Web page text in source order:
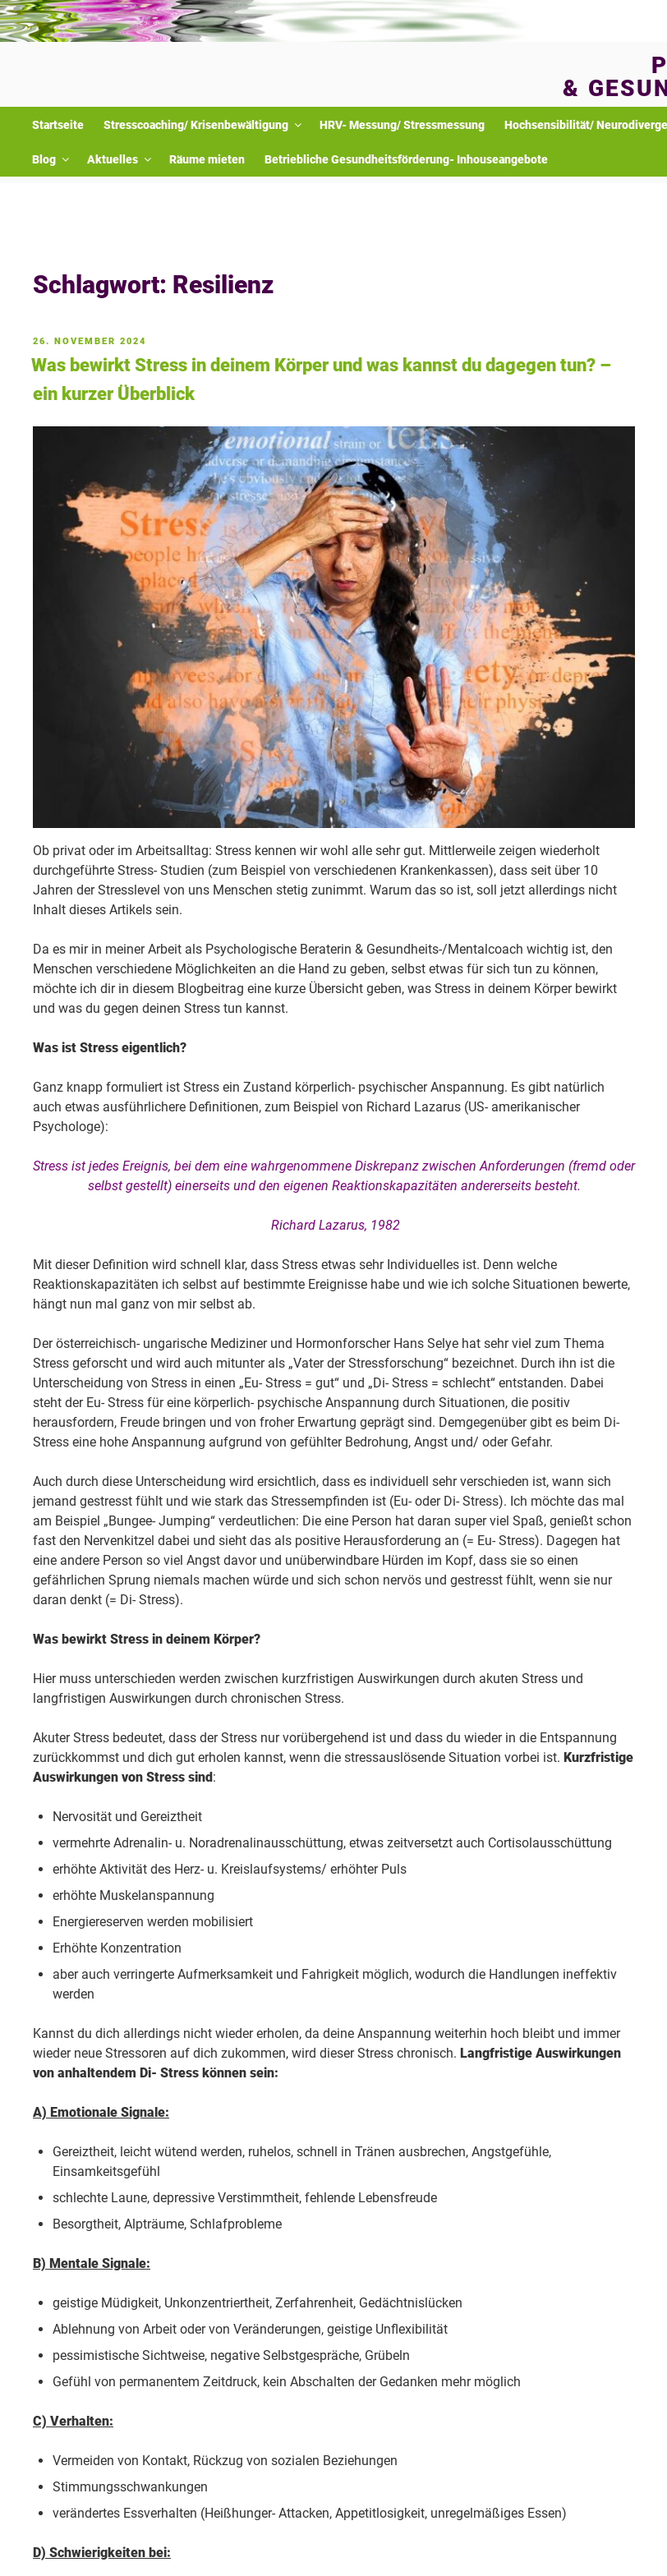
&
Startseite Stresscoaching/ Krisenbewältigung HRV- Messung/ Stressmessung Hochsensibilität/
Blog Aktuelles Räume mieten Betriebliche Gesundheitsförderung- Inhouseangebote
Sie sind hier: » Home » Beiträge mit dem Schlagwort "Resilienz"
Schlagwort: Resilienz
VERÖFFENTLICHT
26. NOVEMBER 2024
Was bewirkt Stress in deinem Körper und was kannst du dagegen tun? –
ein kurzer Überblick
Ob privat oder im Arbeitsalltag: Stress kennen wir wohl alle sehr gut. Mittlerweile zeigen wiederholt
durchgeführte Stress- Studien (zum Beispiel von verschiedenen Krankenkassen), dass seit über 10
Jahren der Stresslevel von uns Menschen stetig zunimmt. Warum das so ist, soll jetzt allerdings nicht
Inhalt dieses Artikels sein.
Da es mir in meiner Arbeit als Psychologische Beraterin & Gesundheits-/Mentalcoach wichtig ist, den
Menschen verschiedene Möglichkeiten an die Hand zu geben, selbst etwas für sich tun zu können,
möchte ich dir in diesem Blogbeitrag eine kurze Übersicht geben, was Stress in deinem Körper bewirkt
und was du gegen deinen Stress tun kannst.
Was ist Stress eigentlich?
Ganz knapp formuliert ist Stress ein Zustand körperlich- psychischer Anspannung. Es gibt natürlich
auch etwas ausführlichere Definitionen, zum Beispiel von Richard Lazarus (US- amerikanischer
Psychologe):
Stress ist jedes Ereignis, bei dem eine wahrgenommene Diskrepanz zwischen Anforderungen (fremd oder
selbst gestellt) einerseits und den eigenen Reaktionskapazitäten andererseits besteht.
Richard Lazarus, 1982
Mit dieser Definition wird schnell klar, dass Stress etwas sehr Individuelles ist. Denn welche
Reaktionskapazitäten ich selbst auf bestimmte Ereignisse habe und wie ich solche Situationen bewerte,
hängt nun mal ganz von mir selbst ab.
Der österreichisch- ungarische Mediziner und Hormonforscher Hans Selye hat sehr viel zum Thema
Stress geforscht und wird auch mitunter als „Vater der Stressforschung“ bezeichnet. Durch ihn ist die
Unterscheidung von Stress in einen „Eu- Stress = gut“ und „Di- Stress = schlecht“ entstanden. Dabei
steht der Eu- Stress für eine körperlich- psychische Anspannung durch Situationen, die positiv
herausfordern, Freude bringen und von froher Erwartung geprägt sind. Demgegenüber gibt es beim Di-
Stress eine hohe Anspannung aufgrund von gefühlter Bedrohung, Angst und/ oder Gefahr.
Auch durch diese Unterscheidung wird ersichtlich, dass es individuell sehr verschieden ist, wann sich
jemand gestresst fühlt und wie stark das Stressempfinden ist (Eu- oder Di- Stress). Ich möchte das mal
am Beispiel „Bungee- Jumping“ verdeutlichen: Die eine Person hat daran super viel Spaß, genießt schon
fast den Nervenkitzel dabei und sieht das als positive Herausforderung an (= Eu- Stress). Dagegen hat
eine andere Person so viel Angst davor und unüberwindbare Hürden im Kopf, dass sie so einen
gefährlichen Sprung niemals machen würde und sich schon nervös und gestresst fühlt, wenn sie nur
daran denkt (= Di- Stress).
Was bewirkt Stress in deinem Körper?
Hier muss unterschieden werden zwischen kurzfristigen Auswirkungen durch akuten Stress und
langfristigen Auswirkungen durch chronischen Stress.
Akuter Stress bedeutet, dass der Stress nur vorübergehend ist und dass du wieder in die Entspannung
zurückkommst und dich gut erholen kannst, wenn die stressauslösende Situation vorbei ist. Kurzfristige
Auswirkungen von Stress sind :
Nervosität und Gereiztheit
vermehrte Adrenalin- u. Noradrenalinausschüttung, etwas zeitversetzt auch Cortisolausschüttung
erhöhte Aktivität des Herz- u. Kreislaufsystems/ erhöhter Puls
erhöhte Muskelanspannung
Energiereserven werden mobilisiert
Erhöhte Konzentration
aber auch verringerte Aufmerksamkeit und Fahrigkeit möglich, wodurch die Handlungen ineffektiv
werden
Kannst du dich allerdings nicht wieder erholen, da deine Anspannung weiterhin hoch bleibt und immer
wieder neue Stressoren auf dich zukommen, wird dieser Stress chronisch. Langfristige Auswirkungen
von anhaltendem Di- Stress können sein:
A) Emotionale Signale:
Gereiztheit, leicht wütend werden, ruhelos, schnell in Tränen ausbrechen, Angstgefühle,
Einsamkeitsgefühl
schlechte Laune, depressive Verstimmtheit, fehlende Lebensfreude
Besorgtheit, Alpträume, Schlafprobleme
B) Mentale Signale:
geistige Müdigkeit, Unkonzentriertheit, Zerfahrenheit, Gedächtnislücken
Ablehnung von Arbeit oder von Veränderungen, geistige Unflexibilität
pessimistische Sichtweise, negative Selbstgespräche, Grübeln
Gefühl von permanentem Zeitdruck, kein Abschalten der Gedanken mehr möglich
C) Verhalten:
Vermeiden von Kontakt, Rückzug von sozialen Beziehungen
Stimmungsschwankungen
verändertes Essverhalten (Heißhunger- Attacken, Appetitlosigkeit, unregelmäßiges Essen)
D) Schwierigkeiten bei: